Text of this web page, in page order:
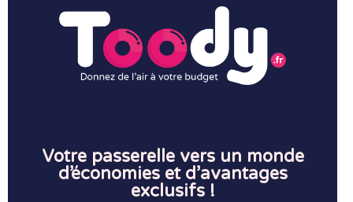
Votre passerelle vers un monde
d’économies et d’avantages
exclusifs !